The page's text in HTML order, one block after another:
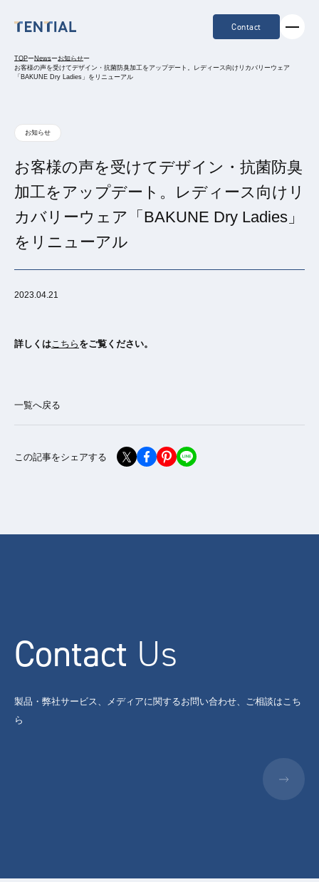
Contact
TOPーNewsーお知らせー
お客様の声を受けてデザイン・抗菌防臭加工をアップデート。レディース向けリカバリーウェア
「BAKUNE Dry Ladies」をリニューアル
お知らせ
お客様の声を受けてデザイン・抗菌防臭
加工をアップデート。レディース向けリ
カバリーウェア「BAKUNE Dry Ladies」
をリニューアル
2023.04.21
詳しくはこちら をご覧ください。
一覧へ戻る
この記事をシェアする
Contact Us
製品・弊社サービス、メディアに関するお問い合わせ、ご相談はこち
ら